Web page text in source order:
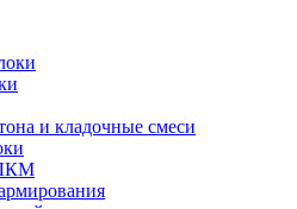
и кладочные смеси